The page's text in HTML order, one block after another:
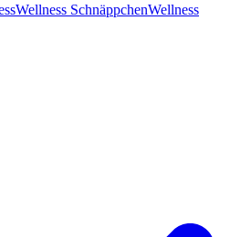
Wellness SchnäppchenWellness